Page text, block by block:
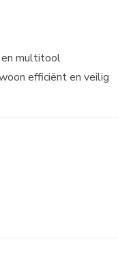
en multitool
efficiënt en veilig